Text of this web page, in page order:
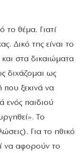
το θέμα. Γιατί
Δικό της είναι το
στα δικαιώματα
διχάζομαι ως
ξεκινά να
ενός παιδιού
Το
Για το ηθικό
να αφορούν το